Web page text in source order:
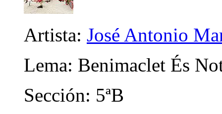
Artista: José Antonio
Lema: Benimaclet És
Sección: 5ªB